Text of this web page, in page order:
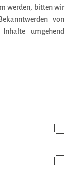
werden, bitten wir
von
Inhalte umgehend